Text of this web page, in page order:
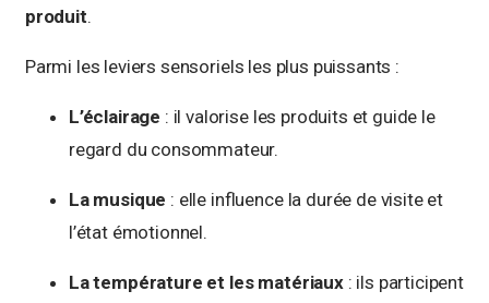
produit.
Parmi les leviers sensoriels les plus puissants :
L’éclairage : il valorise les produits et guide le
regard du consommateur.
La musique : elle influence la durée de visite et
l’état émotionnel.
La température et les matériaux: ils participent